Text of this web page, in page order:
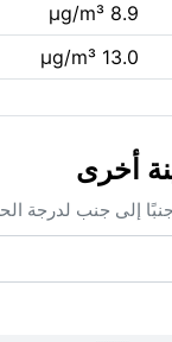
8.9 µg/m³
13.0 µg/m³
أخرى
إلى جنب لدرجة